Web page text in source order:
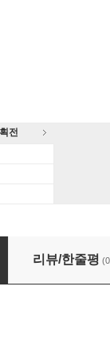
전
화음악 OST
리뷰/한줄평